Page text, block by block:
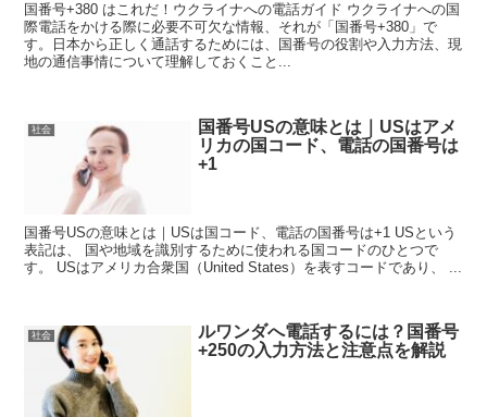
国番号+380 はこれだ！ウクライナへの電話ガイド ウクライナへの国
際電話をかける際に必要不可欠な情報、それが「国番号+380」で
す。日本から正しく通話するためには、国番号の役割や入力方法、現
地の通信事情について理解しておくこと...
社会
国番号USの意味とは｜USはアメ
リカの国コード、電話の国番号は
+1
国番号USの意味とは｜USは国コード、電話の国番号は+1 USという
表記は、 国や地域を識別するために使われる国コードのひとつで
す。 USはアメリカ合衆国（United States）を表すコードであり、 ...
社会
ルワンダへ電話するには？国番号
+250の入力方法と注意点を解説